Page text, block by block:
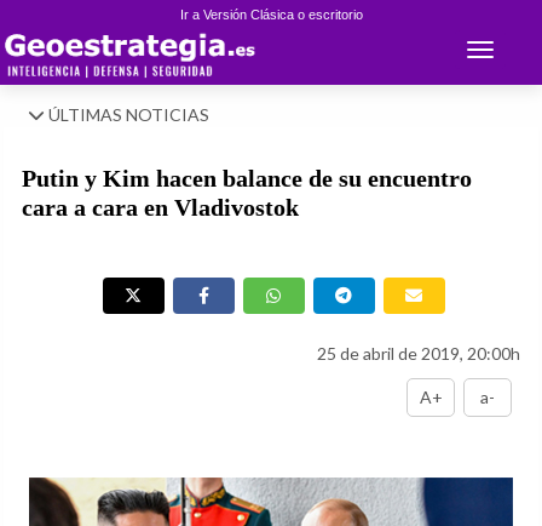
Ir a Versión Clásica o escritorio
Toggle
ÚLTIMAS NOTICIAS
Putin y Kim hacen balance de su encuentro
cara a cara en Vladivostok
25 de abril de 2019, 20:00h
A+ a-